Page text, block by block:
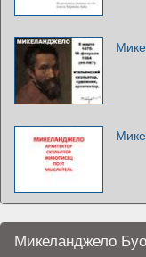
Микеланджело